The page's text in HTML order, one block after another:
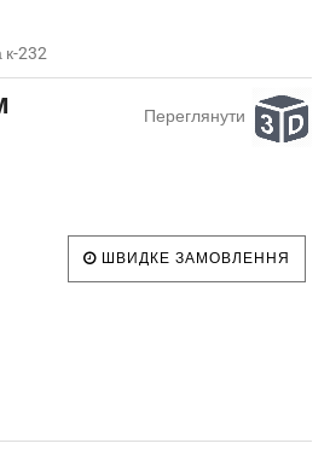
к-232
Переглянути
ШВИДКЕ ЗАМОВЛЕННЯ